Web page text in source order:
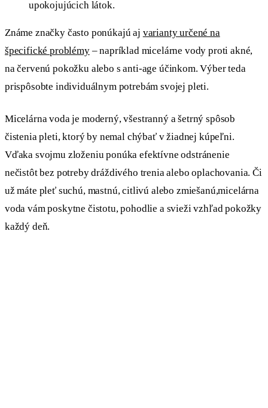
upokojujúcich látok.
Známe značky často ponúkajú aj varianty určené na
špecifické problémy– napríklad micelárne vody proti akné,
na červenú pokožku alebo s anti-age účinkom. Výber teda
prispôsobte individuálnym potrebám svojej pleti.
Micelárna voda je moderný, všestranný a šetrný spôsob
čistenia pleti, ktorý by nemal chýbať v žiadnej kúpeľni.
Vďaka svojmu zloženiu ponúka efektívne odstránenie
nečistôt bez potreby dráždivého trenia alebo oplachovania. Či
už máte pleť suchú, mastnú, citlivú alebo zmiešanú,micelárna
voda vám poskytne čistotu, pohodlie a svieži vzhľad pokožky
každý deň.